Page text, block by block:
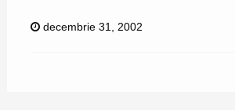
decembrie 31, 2002